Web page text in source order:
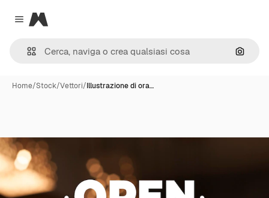
Close menu
Magnific
Cerca
Home/Stock/Vettori/Illustrazione di ora…